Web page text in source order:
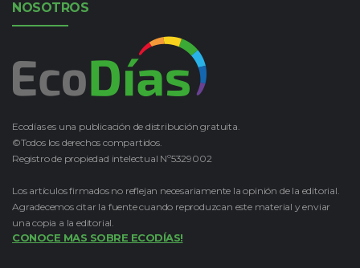
NOSOTROS
Ecodías es una publicación de distribución gratuita.
©Todos los derechos compartidos.
Registro de propiedad intelectual Nº5329002
Los artículos firmados no reflejan necesariamente la opinión de la editorial.
Agradecemos citar la fuente cuando reproduzcan este material y enviar
una copia a la editorial.
CONOCE MAS SOBRE ECODÍAS!